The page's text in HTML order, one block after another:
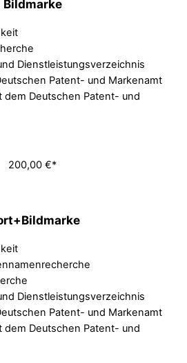
Bildmarke
Dienstleistungsverzeichnis
Patent- und Markenamt
dem Deutschen Patent- und
200,00 €*
Dienstleistungsverzeichnis
Patent- und Markenamt
dem Deutschen Patent- und